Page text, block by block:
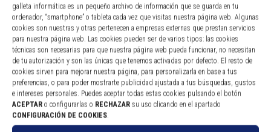
galleta informática es un pequeño archivo de información que se guarda en tu
ordenador, “smartphone” o tableta cada vez que visitas nuestra página web. Algunas
cookies son nuestras y otras pertenecen a empresas externas que prestan servicios
para nuestra página web. Las cookies pueden ser de varios tipos: las cookies
técnicas son necesarias para que nuestra página web pueda funcionar, no necesitan
de tu autorización y son las únicas que tenemos activadas por defecto. El resto de
cookies sirven para mejorar nuestra página, para personalizarla en base a tus
preferencias, o para poder mostrarte publicidad ajustada a tus búsquedas, gustos
e intereses personales. Puedes aceptar todas estas cookies pulsando el botón
ACEPTAR o configurarlas o RECHAZAR su uso clicando en el apartado
CONFIGURACIÓN DE COOKIES.